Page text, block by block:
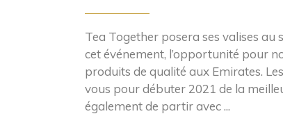
Tea Together posera ses valises
cet événement, l’opportunité pour
produits de qualité aux Emirates.
vous pour débuter 2021 de la
également de partir avec